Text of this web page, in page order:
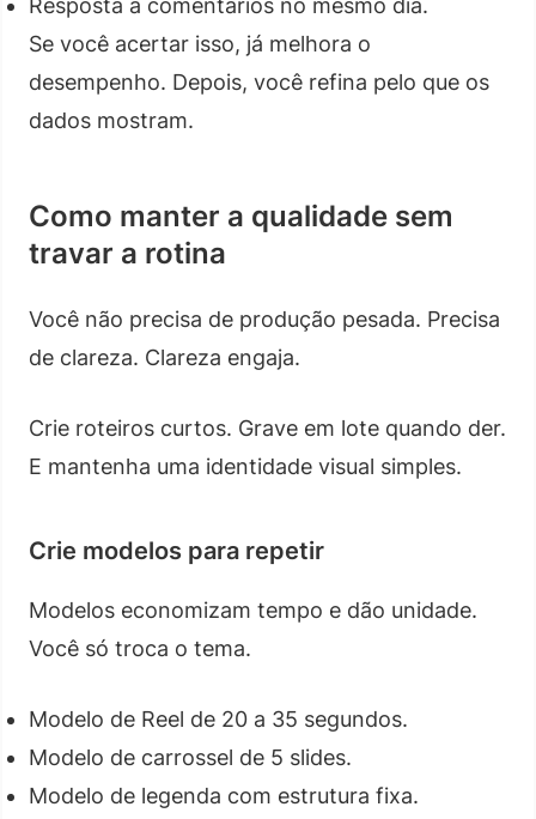
Resposta a comentários no mesmo dia.
Se você acertar isso, já melhora o
desempenho. Depois, você refina pelo que os
dados mostram.
Como manter a qualidade sem
travar a rotina
Você não precisa de produção pesada. Precisa
de clareza. Clareza engaja.
Crie roteiros curtos. Grave em lote quando der.
E mantenha uma identidade visual simples.
Crie modelos para repetir
Modelos economizam tempo e dão unidade.
Você só troca o tema.
Modelo de Reel de 20 a 35 segundos.
Modelo de carrossel de 5 slides.
Modelo de legenda com estrutura fixa.